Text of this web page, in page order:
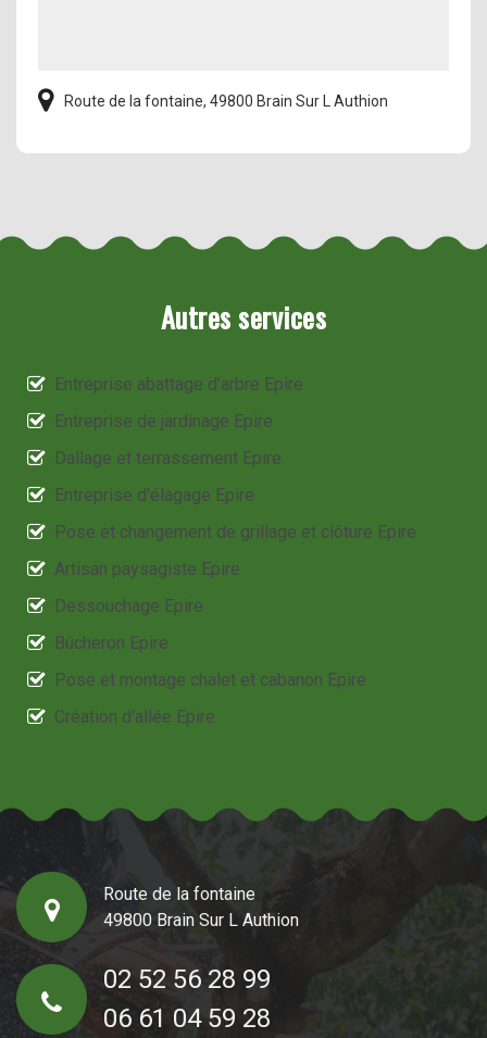
Route de la fontaine, 49800 Brain Sur L Authion
Autres services
Entreprise abattage d'arbre Epire
Entreprise de jardinage Epire
Dallage et terrassement Epire
Entreprise d'élagage Epire
Pose et changement de grillage et clôture Epire
Artisan paysagiste Epire
Dessouchage Epire
Bûcheron Epire
Pose et montage chalet et cabanon Epire
Création d'allée Epire
Route de la fontaine
49800 Brain Sur L Authion
02 52 56 28 99
06 61 04 59 28